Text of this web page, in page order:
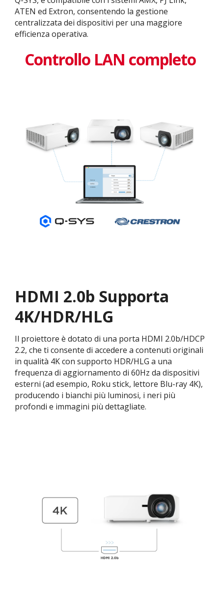
ATEN ed Extron, consentendo la gestione
centralizzata dei dispositivi per una maggiore
efficienza operativa.
Controllo LAN completo
HDMI 2.0b Supporta
4K/HDR/HLG
Il proiettore è dotato di una porta HDMI 2.0b/HDCP
2.2, che ti consente di accedere a contenuti originali
in qualità 4K con supporto HDR/HLG a una
frequenza di aggiornamento di 60Hz da dispositivi
esterni (ad esempio, Roku stick, lettore Blu-ray 4K),
producendo i bianchi più luminosi, i neri più
profondi e immagini più dettagliate.